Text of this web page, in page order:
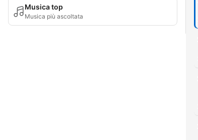
Musica top
Musica più ascoltata